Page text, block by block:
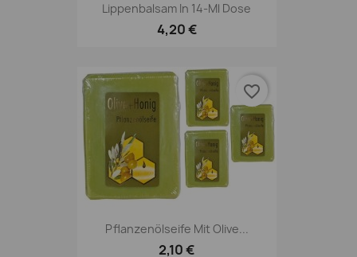
Lippenbalsam In 14-Ml Dose
4,20 €
Pflanzenölseife Mit Olive...
2,10 €
favorite_border